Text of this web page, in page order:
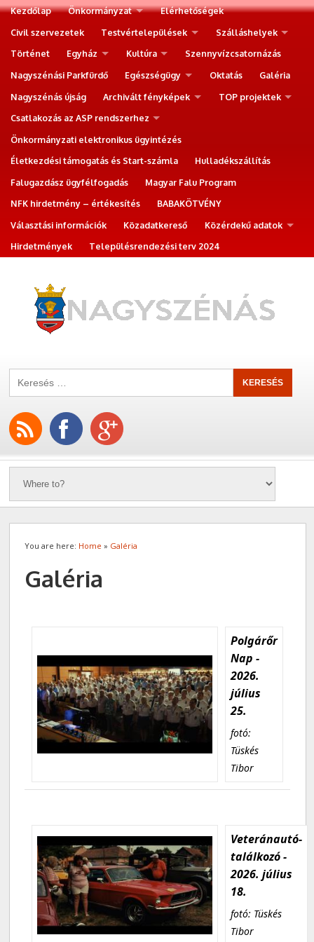
Kezdőlap Önkormányzat
Elérhetőségek
Civil szervezetek
Testvértelepülések
Szálláshelyek
Történet
Egyház Kultúra
Szennyvízcsatornázás
Nagyszénási Parkfürdő
Egészségügy Oktatás
Galéria
Nagyszénás újság
Archivált fényképek
TOP projektek
Csatlakozás az ASP rendszerhez
Önkormányzati elektronikus ügyintézés
Életkezdési támogatás és Start-számla
Hulladékszállítás
Falugazdász ügyfélfogadás
Magyar Falu Program
NFK hirdetmény – értékesítés
BABAKÖTVÉNY
Választási információk
Közadatkereső
Közérdekű adatok
Hirdetmények
Településrendezési terv 2024
You are here: Home » Galéria
Galéria
Polgárőr
Nap -
2026.
július
25.
fotó:
Tüskés
Tibor
Veteránautó-
találkozó -
2026. július
18.
fotó: Tüskés
Tibor